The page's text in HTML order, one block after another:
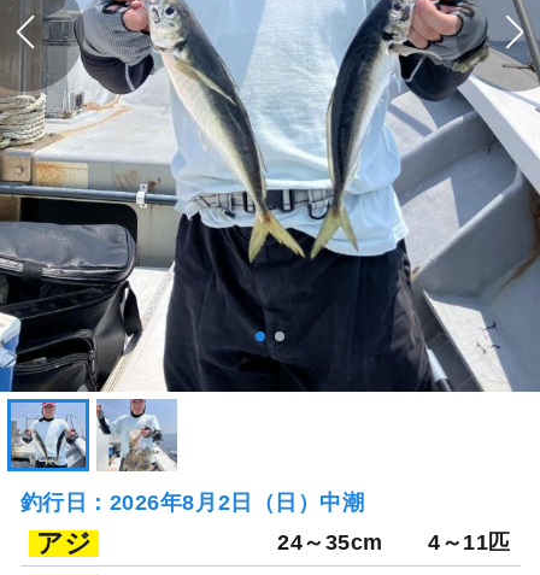
釣行日：2026年8月2日（日）中潮
アジ 24～35cm 4～11匹